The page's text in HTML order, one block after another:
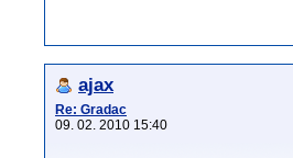
ajax
Re: Gradac
09. 02. 2010 15:40